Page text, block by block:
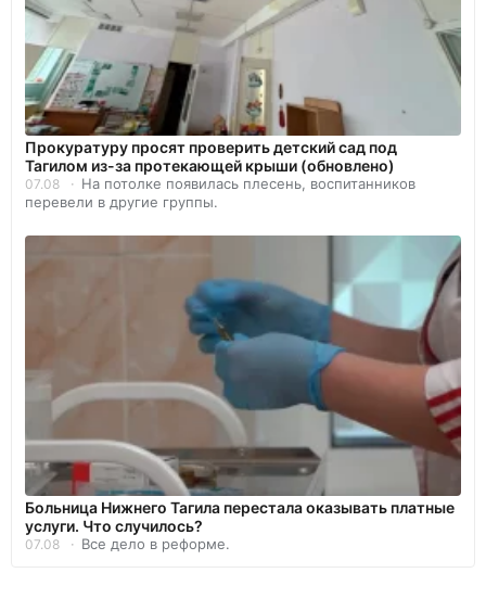
Прокуратуру просят проверить детский сад под
Тагилом из-за протекающей крыши (обновлено)
07.08
На потолке появилась плесень, воспитанников
перевели в другие группы.
Больница Нижнего Тагила перестала оказывать платные
услуги. Что случилось?
07.08 Все дело в реформе.